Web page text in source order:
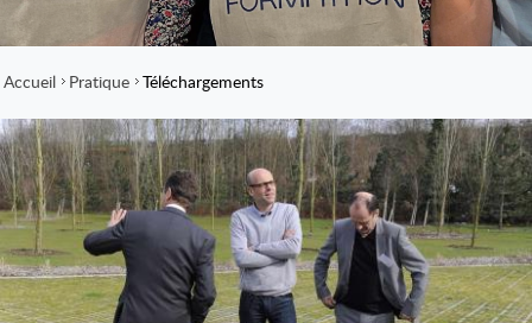
Accueil Pratique Téléchargements